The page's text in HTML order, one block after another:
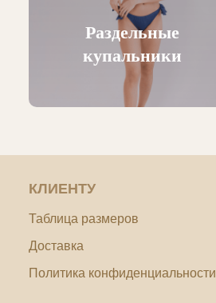
Раздельные
купальники
КЛИЕНТУ
Таблица размеров
Доставка
Политика конфиденциальности